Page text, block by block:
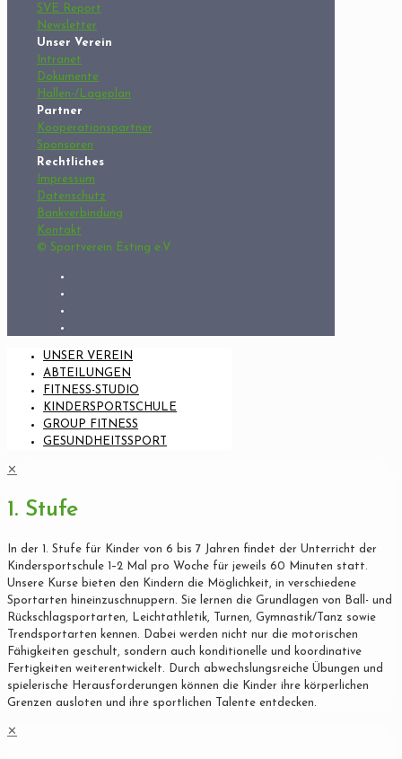
SVE Report
Newsletter
Unser Verein
Intranet
Dokumente
Hallen-/Lageplan
Partner
Kooperationspartner
Sponsoren
Rechtliches
Impressum
Datenschutz
Bankverbindung
Kontakt
© Sportverein Esting e.V.
UNSER VEREIN
ABTEILUNGEN
FITNESS-STUDIO
KINDERSPORTSCHULE
GROUP FITNESS
GESUNDHEITSSPORT
✕
1. Stufe
In der 1. Stufe für Kinder von 6 bis 7 Jahren findet der Unterricht der
Kindersportschule 1–2 Mal pro Woche für jeweils 60 Minuten statt.
Unsere Kurse bieten den Kindern die Möglichkeit, in verschiedene
Sportarten hineinzuschnuppern. Sie lernen die Grundlagen von Ball- und
Rückschlagsportarten, Leichtathletik, Turnen, Gymnastik/Tanz sowie
Trendsportarten kennen. Dabei werden nicht nur die motorischen
Fähigkeiten geschult, sondern auch konditionelle und koordinative
Fertigkeiten weiterentwickelt. Durch abwechslungsreiche Übungen und
spielerische Herausforderungen können die Kinder ihre körperlichen
Grenzen ausloten und ihre sportlichen Talente entdecken.
✕